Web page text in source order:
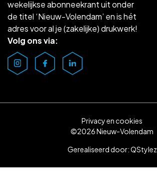
wekelijkse abonneekrant uit onder
de titel ‘Nieuw-Volendam’ en is hét
adres voor al je (zakelijke) drukwerk!
Volg ons via:
Privacy en cookies
©2026 Nieuw-Volendam
Gerealiseerd door:QStylez